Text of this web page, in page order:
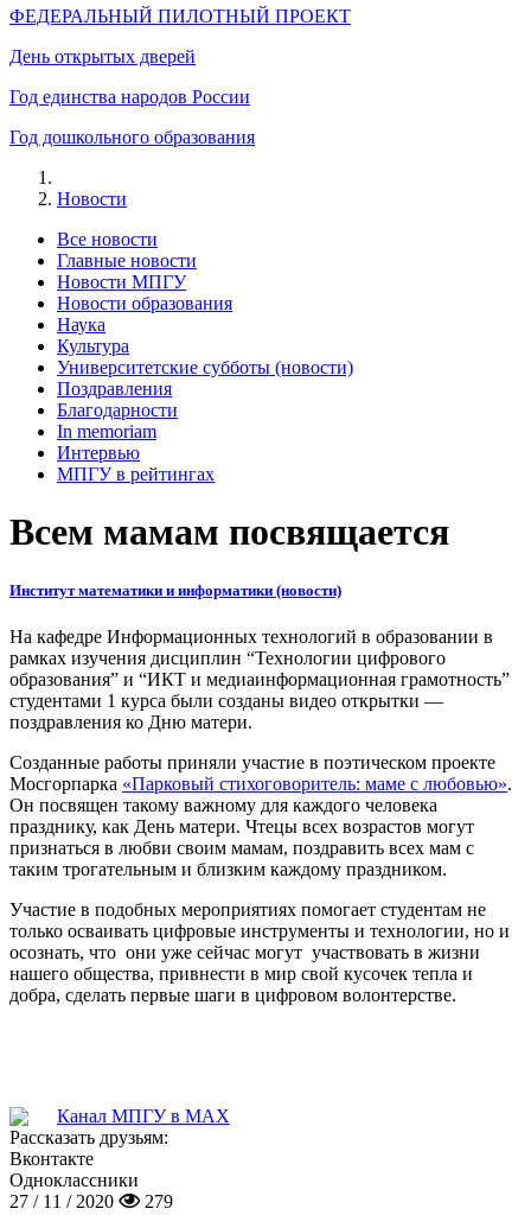
ФЕДЕРАЛЬНЫЙ ПИЛОТНЫЙ ПРОЕКТ
День открытых дверей
Год единства народов России
Год дошкольного образования
Новости
Все новости
Главные новости
Новости МПГУ
Новости образования
Наука
Культура
Университетские субботы (новости)
Поздравления
Благодарности
In memoriam
Интервью
МПГУ в рейтингах
Всем мамам посвящается
Институт математики и информатики (новости)
На кафедре Информационных технологий в образовании в
рамках изучения дисциплин “Технологии цифрового
образования” и “ИКТ и медиаинформационная грамотность”
студентами 1 курса были созданы видео открытки —
поздравления ко Дню матери.
Созданные работы приняли участие в поэтическом проекте
Мосгорпарка «Парковый стихоговоритель: маме с любовью».
Он посвящен такому важному для каждого человека
празднику, как День матери. Чтецы всех возрастов могут
признаться в любви своим мамам, поздравить всех мам с
таким трогательным и близким каждому праздником.
Участие в подобных мероприятиях помогает студентам не
только осваивать цифровые инструменты и технологии, но и
осознать, что они уже сейчас могут участвовать в жизни
нашего общества, привнести в мир свой кусочек тепла и
добра, сделать первые шаги в цифровом волонтерстве.
Канал МПГУ в MAX
Рассказать друзьям:
Вконтакте
Одноклассники
27 / 11 / 2020
279